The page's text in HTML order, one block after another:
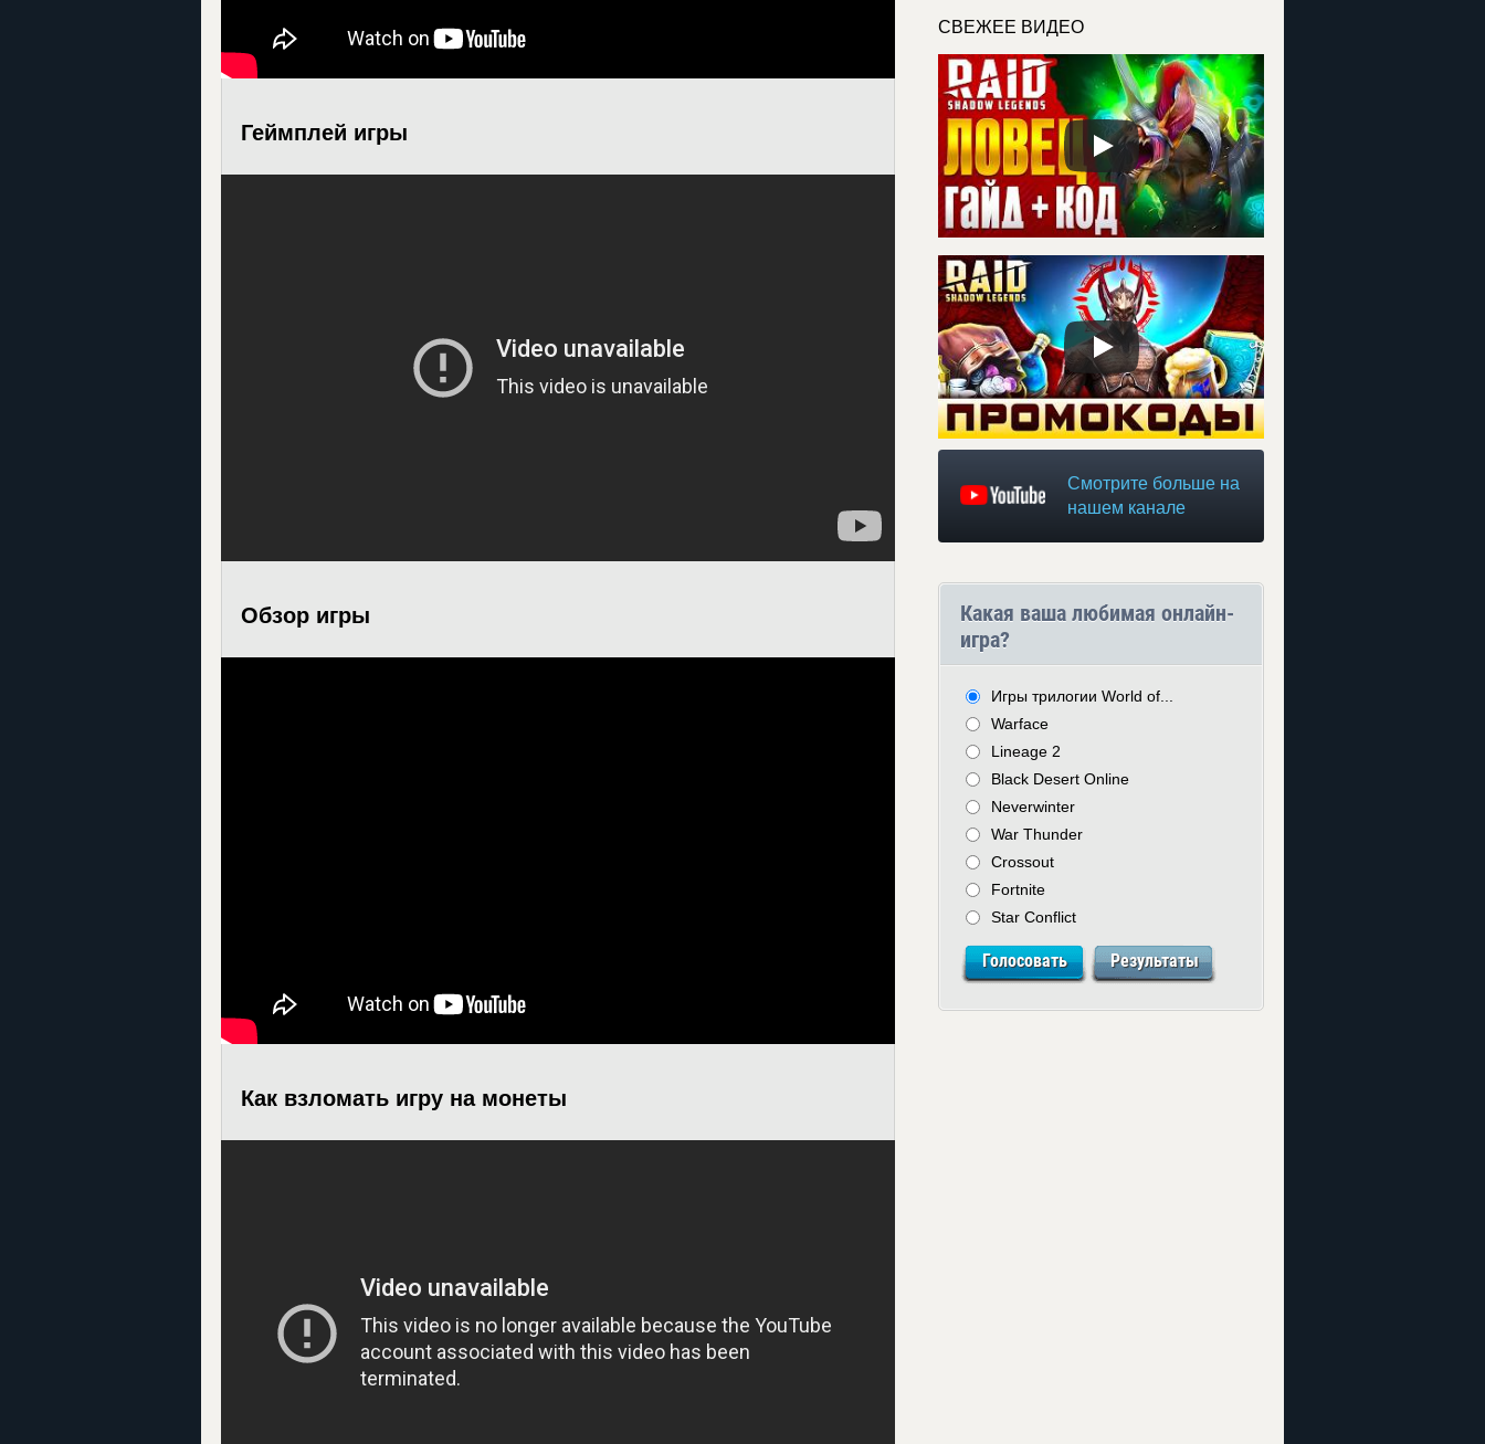
Геймплей игры
Обзор игры
Как взломать игру на монеты
СВЕЖЕЕ ВИДЕО
Смотрите больше на
нашем канале
Какая ваша любимая онлайн-
игра?
Игры трилогии World of...
Warface
Lineage 2
Black Desert Online
Neverwinter
War Thunder
Crossout
Fortnite
Star Conflict